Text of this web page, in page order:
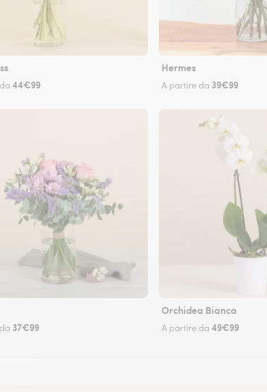
44€99
Hermes
A partire da 39€99
37€99
Orchidea Bianca
A partire da 49€99